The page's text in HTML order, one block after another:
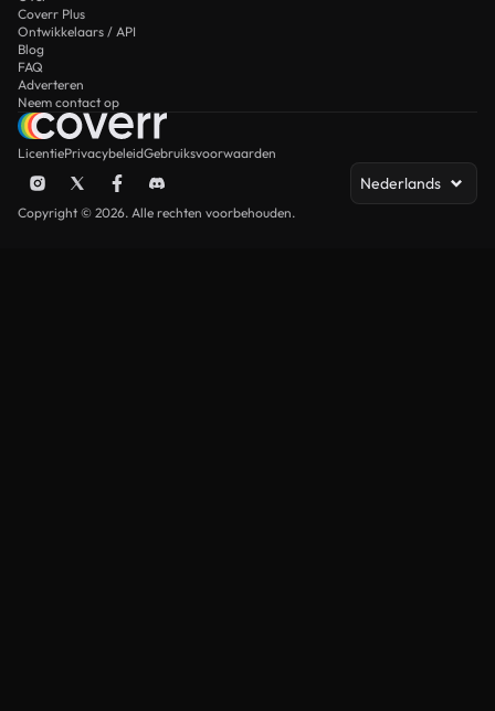
Coverr Plus
Ontwikkelaars / API
Blog
FAQ
Adverteren
Neem contact op
LicentiePrivacybeleidGebruiksvoorwaarden
Nederlands
Copyright © 2026. Alle rechten voorbehouden.